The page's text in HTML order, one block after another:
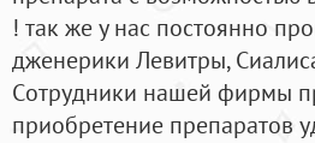
! так же у нас постоянно
дженерики Левитры,
Cотрудники нашей фирмы
приобретение препаратов